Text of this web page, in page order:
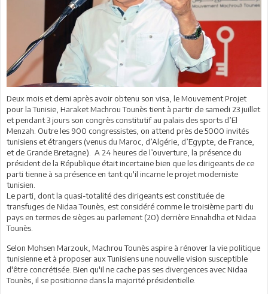
Deux mois et demi après avoir obtenu son visa, le Mouvement Projet
pour la Tunisie, Haraket Machrou Tounès tient à partir de samedi 23 juillet
et pendant 3 jours son congrès constitutif au palais des sports d’El
Menzah. Outre les 900 congressistes, on attend près de 5000 invités
tunisiens et étrangers (venus du Maroc, d’Algérie, d’Egypte, de France,
et de Grande Bretagne). A 24 heures de l’ouverture, la présence du
président de la République était incertaine bien que les dirigeants de ce
parti tienne à sa présence en tant qu'il incarne le projet moderniste
tunisien.
Le parti, dont la quasi-totalité des dirigeants est constituée de
transfuges de Nidaa Tounès, est considéré comme le troisième parti du
pays en termes de sièges au parlement (20) derrière Ennahdha et Nidaa
Tounès.
Selon Mohsen Marzouk, Machrou Tounès aspire à rénover la vie politique
tunisienne et à proposer aux Tunisiens une nouvelle vision susceptible
d'être concrétisée. Bien qu'il ne cache pas ses divergences avec Nidaa
Tounès, il se positionne dans la majorité présidentielle.